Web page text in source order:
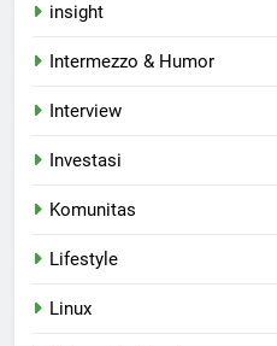
insight
Intermezzo & Humor
Interview
Investasi
Komunitas
Lifestyle
Linux